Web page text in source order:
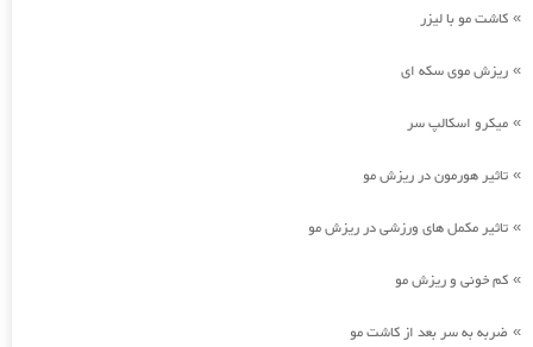
» کاشت مو با لیزر
» ریزش موی سکه ای
» میکرو اسکالپ سر
» تاثیر هورمون در ریزش مو
» تاثیر مکمل های ورزشی در ریزش مو
» کم خونی و ریزش مو
» ضربه به سر بعد از کاشت مو